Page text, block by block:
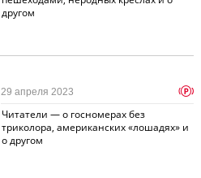
другом
Читатели — о госномерах без
триколора, американских «лошадях» и
о другом
29 апреля 2023 p